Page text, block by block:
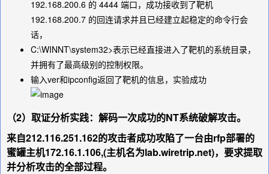
192.168.200.6 的 4444 端口，成功接收到了靶机
192.168.200.7 的回连请求并且已经建立起稳定的命令行会
话，
C:\WINNT\system32>表示已经直接进入了靶机的系统目录，
并拥有了最高级别的控制权限。
输入ver和ipconfig返回了靶机的信息，实验成功
（2）取证分析实践：解码一次成功的NT系统破解攻击。
来自212.116.251.162的攻击者成功攻陷了一台由rfp部署的
蜜罐主机172.16.1.106,(主机名为lab.wiretrip.net)，要求提取
并分析攻击的全部过程。